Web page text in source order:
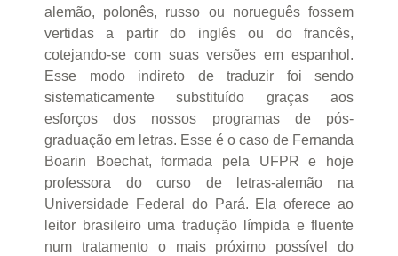
alemão, polonês, russo ou norueguês fossem
vertidas a partir do inglês ou do francês,
cotejando-se com suas versões em espanhol.
Esse modo indireto de traduzir foi sendo
sistematicamente substituído graças aos
esforços dos nossos programas de pós-
graduação em letras. Esse é o caso de Fernanda
Boarin Boechat, formada pela UFPR e hoje
professora do curso de letras-alemão na
Universidade Federal do Pará. Ela oferece ao
leitor brasileiro uma tradução límpida e fluente
num tratamento o mais próximo possível do